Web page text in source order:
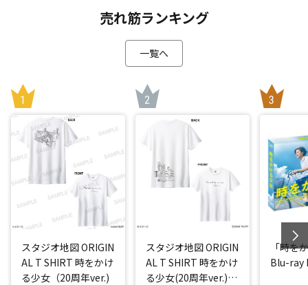
売れ筋ランキング
一覧へ
スタジオ地図 ORIGIN
AL T SHIRT 時をかけ
る少女（20周年ver.)
スタジオ地図 ORIGIN
AL T SHIRT 時をかけ
る少女(20周年ver.)
「時を
Blu-ray